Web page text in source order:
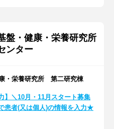
盤・健康・栄養研究所
ンター
・栄養研究所 第二研究棟
】＼10月・11月スタート募集
患者(又は個人)の情報を入力★